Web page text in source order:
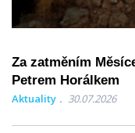
Za zatměním
Petrem Horálkem
Aktuality 30.07.2026